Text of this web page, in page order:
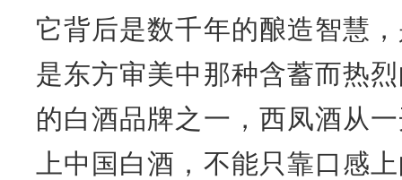
它背后是数千年的酿造智慧
是东方审美中那种含蓄而热
的白酒品牌之一，西凤酒从
上中国白酒，不能只靠口感